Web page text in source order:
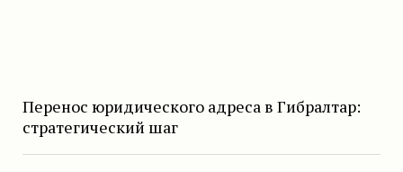
Перенос юридического адреса в Гибралтар:
стратегический шаг